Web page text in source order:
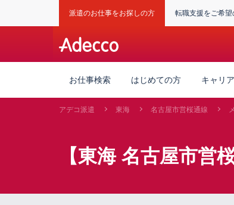
派遣のお仕事をお探しの方 転職支援をご希望
お仕事検索 はじめての方 キャリ
アデコ派遣 東海 名古屋市営桜通線
【東海 名古屋市営